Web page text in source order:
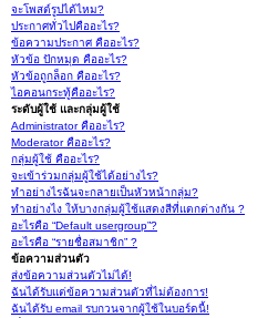
จะโพสต์รูปได้ไหม?
ประกาศทั่วไปคืออะไร?
ข้อความประกาศ คืออะไร?
หัวข้อ ปักหมุด คืออะไร?
หัวข้อถูกล็อก คืออะไร?
ไอคอนกระทู้คืออะไร?
ระดับผู้ใช้ และกลุ่มผู้ใช้
Administrator คืออะไร?
Moderator คืออะไร?
กลุ่มผู้ใช้ คืออะไร?
จะเข้าร่วมกลุ่มผู้ใช้ได้อย่างไร?
ทำอย่างไรฉันจะกลายเป็นหัวหน้ากลุ่ม?
ทำอย่างไง ให้บางกลุ่มผู้ใช้แสดงสีที่แตกต่างกัน ?
อะไรคือ “Default usergroup”?
อะไรคือ “รายชื่อสมาชิก” ?
ข้อความส่วนตัว
ส่งข้อความส่วนตัวไม่ได้!
ฉันได้รับแต่ข้อความส่วนตัวที่ไม่ต้องการ!
ฉันได้รับ email รบกวนจากผู้ใช้ในบอร์ดนี้!